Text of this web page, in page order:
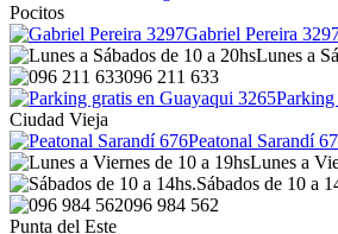
Pocitos
Gabriel Pereira
Lunes a
096 211 633
Ciudad Vieja
Peatonal Sarandí
Lunes a
Sábados de 10 a
096 984 562
Punta del Este